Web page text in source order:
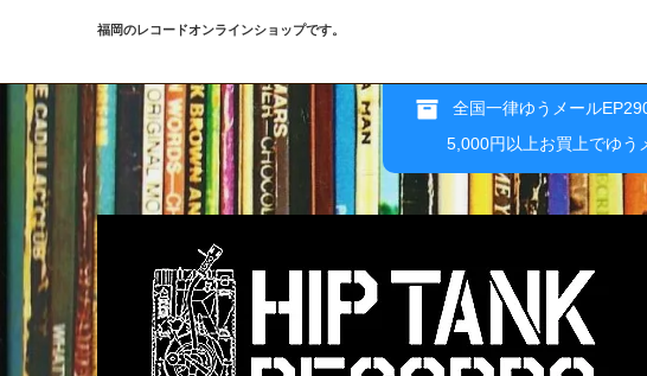
福岡のレコードオンラインショップです。
全国一律ゆうメール
5,000円以上お買上でゆう